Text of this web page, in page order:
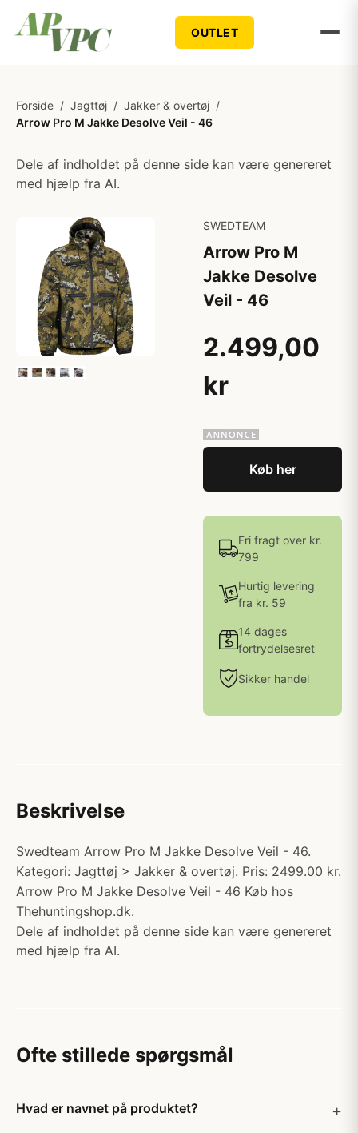
OUTLET
Forside / Jagttøj / Jakker & overtøj /
Arrow Pro M Jakke Desolve Veil - 46
Dele af indholdet på denne side kan være genereret
med hjælp fra AI.
SWEDTEAM
Arrow Pro M
Jakke Desolve
Veil - 46
2.499,00
kr
Køb her
Fri fragt over kr.
799
Hurtig levering
fra kr. 59
14 dages
fortrydelsesret
Sikker handel
Beskrivelse
Swedteam Arrow Pro M Jakke Desolve Veil - 46.
Kategori: Jagttøj > Jakker & overtøj. Pris: 2499.00 kr.
Arrow Pro M Jakke Desolve Veil - 46 Køb hos
Thehuntingshop.dk.
Dele af indholdet på denne side kan være genereret
med hjælp fra AI.
Ofte stillede spørgsmål
Hvad er navnet på produktet?